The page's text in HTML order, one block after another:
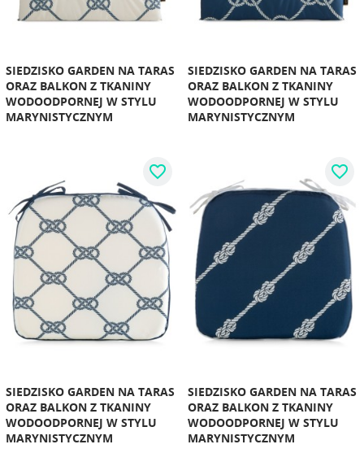
SIEDZISKO GARDEN NA TARAS
ORAZ BALKON Z TKANINY
WODOODPORNEJ W STYLU
MARYNISTYCZNYM
SIEDZISKO GARDEN NA TARAS
ORAZ BALKON Z TKANINY
WODOODPORNEJ W STYLU
MARYNISTYCZNYM
SIEDZISKO GARDEN NA TARAS
ORAZ BALKON Z TKANINY
WODOODPORNEJ W STYLU
MARYNISTYCZNYM
favorite_border
SIEDZISKO GARDEN NA TARAS
ORAZ BALKON Z TKANINY
WODOODPORNEJ W STYLU
MARYNISTYCZNYM
favorite_border